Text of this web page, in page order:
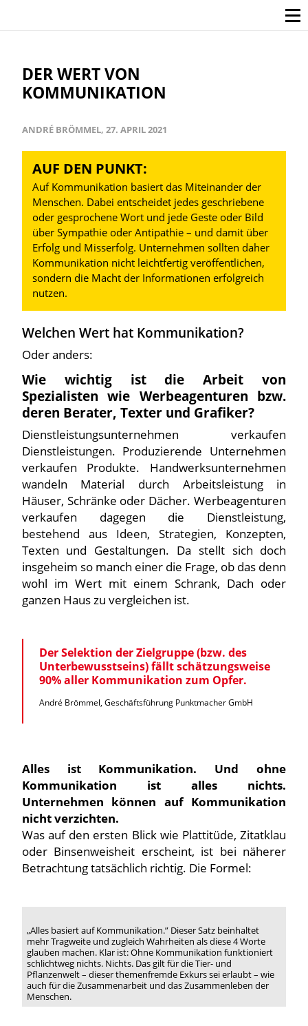
DER WERT VON
KOMMUNIKATION
ANDRÉ BRÖMMEL, 27. APRIL 2021
AUF DEN PUNKT:
Auf Kommunikation basiert das Miteinander der
Menschen. Dabei entscheidet jedes geschriebene
oder gesprochene Wort und jede Geste oder Bild
über Sympathie oder Antipathie – und damit über
Erfolg und Misserfolg. Unternehmen sollten daher
Kommunikation nicht leichtfertig veröffentlichen,
sondern die Macht der Informationen erfolgreich
nutzen.
Welchen Wert hat Kommunikation?
Oder anders:
Wie wichtig ist die Arbeit von
Spezialisten wie Werbeagenturen bzw.
deren Berater, Texter und Grafiker?
Dienstleistungsunternehmen verkaufen
Dienstleistungen. Produzierende Unternehmen
verkaufen Produkte. Handwerksunternehmen
wandeln Material durch Arbeitsleistung in
Häuser, Schränke oder Dächer. Werbeagenturen
verkaufen dagegen die Dienstleistung,
bestehend aus Ideen, Strategien, Konzepten,
Texten und Gestaltungen. Da stellt sich doch
insgeheim so manch einer die Frage, ob das denn
wohl im Wert mit einem Schrank, Dach oder
ganzen Haus zu vergleichen ist.
Der Selektion der Zielgruppe (bzw. des
Unterbewusstseins) fällt schätzungsweise
90% aller Kommunikation zum Opfer.
André Brömmel, Geschäftsführung Punktmacher GmbH
Alles ist Kommunikation. Und ohne
Kommunikation ist alles nichts.
Unternehmen können auf Kommunikation
nicht verzichten.
Was auf den ersten Blick wie Plattitüde, Zitatklau
oder Binsenweisheit erscheint, ist bei näherer
Betrachtung tatsächlich richtig. Die Formel:
„Alles basiert auf Kommunikation.” Dieser Satz beinhaltet
mehr Tragweite und zugleich Wahrheiten als diese 4 Worte
glauben machen. Klar ist: Ohne Kommunikation funktioniert
schlichtweg nichts. Nichts. Das gilt für die Tier- und
Pflanzenwelt – dieser themenfremde Exkurs sei erlaubt – wie
auch für die Zusammenarbeit und das Zusammenleben der
Menschen.